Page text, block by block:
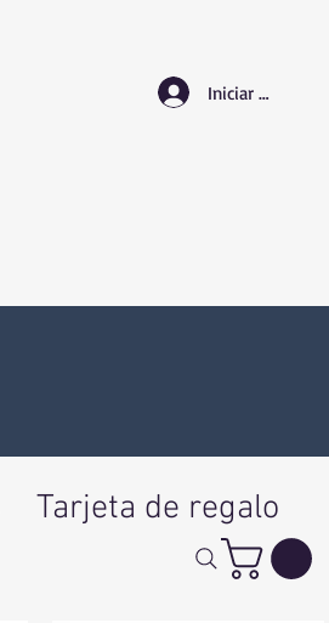
Iniciar sesión
Tarjeta de regalo